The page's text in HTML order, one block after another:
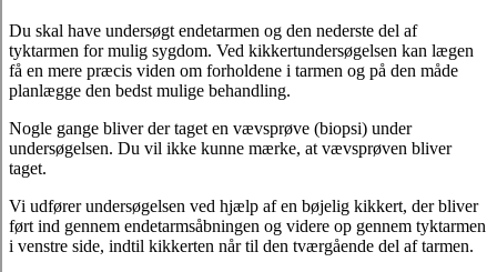
Du skal have undersøgt endetarmen og den nederste del af
tyktarmen for mulig sygdom. Ved kikkertundersøgelsen kan lægen
få en mere præcis viden om forholdene i tarmen og på den måde
planlægge den bedst mulige behandling.
Nogle gange bliver der taget en vævsprøve (biopsi) under
undersøgelsen. Du vil ikke kunne mærke, at vævsprøven bliver
taget.
Vi udfører undersøgelsen ved hjælp af en bøjelig kikkert, der bliver
ført ind gennem endetarmsåbningen og videre op gennem tyktarmen
i venstre side, indtil kikkerten når til den tværgående del af tarmen.